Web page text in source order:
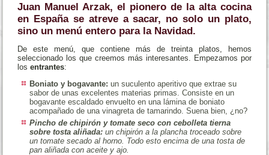
Juan Manuel Arzak, el pionero de la alta cocina
en España se atreve a sacar, no solo un plato,
sino un menú entero para la Navidad.
De este menú, que contiene más de treinta platos, hemos
seleccionado los que creemos más interesantes. Empezamos por
losentrantes:
Boniato y bogavante: un suculento aperitivo que extrae su
sabor de unas excelentes materias primas. Consiste en un
bogavante escaldado envuelto en una lámina de boniato
acompañado de una vinagreta de tamarindo. Suena bien, ¿no?
Pincho de chipirón y tomate seco con cebolleta tierna
sobre tosta aliñada: un chipirón a la plancha troceado sobre
un tomate secado al horno. Todo esto encima de una tosta de
pan aliñada con aceite y ajo.